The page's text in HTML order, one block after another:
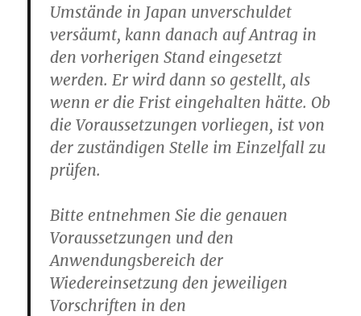
Umstände in Japan unverschuldet
versäumt, kann danach auf Antrag in
den vorherigen Stand eingesetzt
werden. Er wird dann so gestellt, als
wenn er die Frist eingehalten hätte. Ob
die Voraussetzungen vorliegen, ist von
der zuständigen Stelle im Einzelfall zu
prüfen.
Bitte entnehmen Sie die genauen
Voraussetzungen und den
Anwendungsbereich der
Wiedereinsetzung den jeweiligen
Vorschriften in den